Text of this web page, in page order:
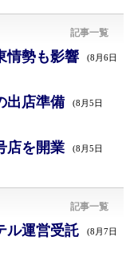
記事一覧
情勢も影響 (8月6日
出店準備 (8月5日
店を開業 (8月5日
記事一覧
ル運営受託 (8月7日